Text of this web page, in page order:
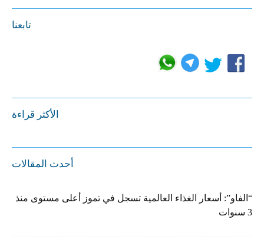
تابعنا
الأكثر قراءة
أحدث المقالات
“الفاو”: أسعار الغذاء العالمية تسجل في تموز أعلى مستوى منذ
3 سنوات